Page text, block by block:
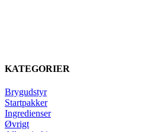
KATEGORIER
Brygudstyr
Startpakker
Ingredienser
Øvrigt